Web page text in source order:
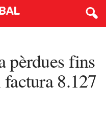
pèrdues fins
8.127